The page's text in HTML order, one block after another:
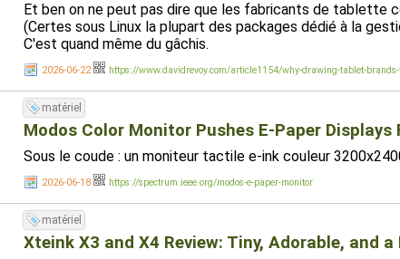
Et ben on ne peut pas dire que les fabricants de tablette
(Certes sous Linux la plupart des packages dédié à la
C'est quand même du gâchis.
2026-06-22 https://www.davidrevoy.com/article1154/why-drawing-tablet-
matériel
Modos Color Monitor Pushes E-Paper Displays
Sous le coude : un moniteur tactile e-ink couleur
2026-06-18 https://spectrum.ieee.org/modos-e-paper-monitor
matériel
Xteink X3 and X4 Review: Tiny, Adorable, and